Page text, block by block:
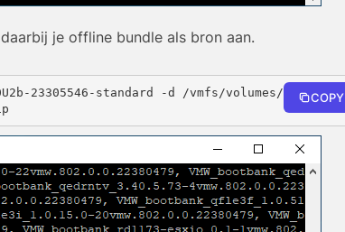
je offline bundle als bron aan.
23305546-standard -d /vmfs/volumes/DataStore
COPY